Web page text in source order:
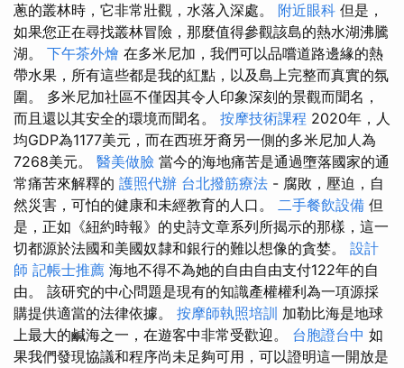
蔥的叢林時，它非常壯觀，水落入深處。 附近眼科 但是，
如果您正在尋找叢林冒險，那麼值得參觀該島的熱水湖沸騰
湖。 下午茶外燴 在多米尼加，我們可以品嚐道路邊緣的熱
帶水果，所有這些都是我的紅點，以及島上完整而真實的氛
圍。 多米尼加社區不僅因其令人印象深刻的景觀而聞名，
而且還以其安全的環境而聞名。 按摩技術課程 2020年，人
均GDP為1177美元，而在西班牙裔另一側的多米尼加人為
7268美元。 醫美做臉 當今的海地痛苦是通過墮落國家的通
常痛苦來解釋的 護照代辦 台北撥筋療法 - 腐敗，壓迫，自
然災害，可怕的健康和未經教育的人口。 二手餐飲設備 但
是，正如《紐約時報》的史詩文章系列所揭示的那樣，這一
切都源於法國和美國奴隸和銀行的難以想像的貪婪。 設計
師 記帳士推薦 海地不得不為她的自由自由支付122年的自
由。 該研究的中心問題是現有的知識產權權利為一項源採
購提供適當的法律依據。 按摩師執照培訓 加勒比海是地球
上最大的鹹海之一，在遊客中非常受歡迎。 台胞證台中 如
果我們發現協議和程序尚未足夠可用，可以證明這一開放是